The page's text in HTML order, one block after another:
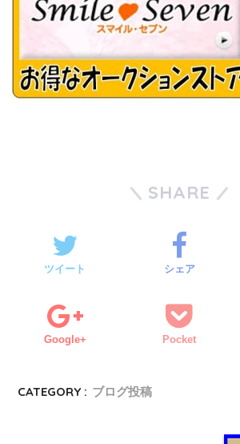
SHARE
ツイート シェア
Google+ Pocket
CATEGORY : ブログ投稿